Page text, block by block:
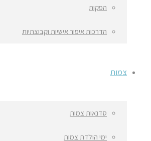
הפקות
הדרכות איפור אישיות וקבוצתיות
צמות
סדנאות צמות
ימי הולדת צמות